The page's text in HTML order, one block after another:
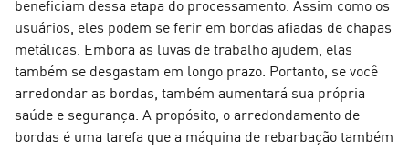
beneficiam dessa etapa do processamento. Assim como os
usuários, eles podem se ferir em bordas afiadas de chapas
metálicas. Embora as luvas de trabalho ajudem, elas
também se desgastam em longo prazo. Portanto, se você
arredondar as bordas, também aumentará sua própria
saúde e segurança. A propósito, o arredondamento de
bordas é uma tarefa que a máquina de rebarbação também